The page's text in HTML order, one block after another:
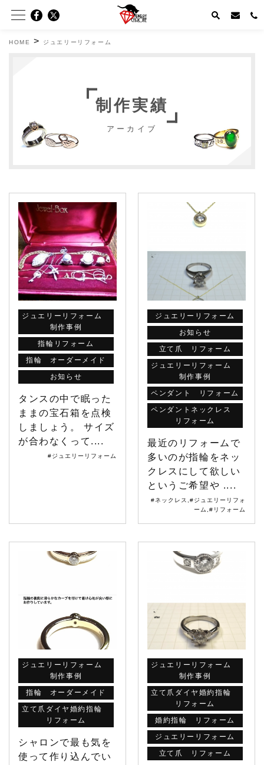
HOME > ジュエリーリフォーム
制作実績
アーカイブ
ジュエリーリフォーム
制作事例
指輪リフォーム
指輪 オーダーメイド
お知らせ
タンスの中で眠った
ままの宝石箱を点検
しましょう。 サイズ
が合わなくって....
#ジュエリーリフォーム
ジュエリーリフォーム
お知らせ
立て爪 リフォーム
ジュエリーリフォーム
制作事例
ペンダント リフォーム
ペンダントネックレス
リフォーム
最近のリフォームで
多いのが指輪をネッ
クレスにして欲しい
というご希望や ....
#ネックレス
#ジュエリーリフォ
ーム #リフォーム
ジュエリーリフォーム
制作事例
指輪 オーダーメイド
立て爪ダイヤ婚約指輪
リフォーム
シャロンで最も気を
使って作り込んでい
ジュエリーリフォーム
制作事例
立て爪ダイヤ婚約指輪
リフォーム
婚約指輪 リフォーム
ジュエリーリフォーム
立て爪 リフォーム